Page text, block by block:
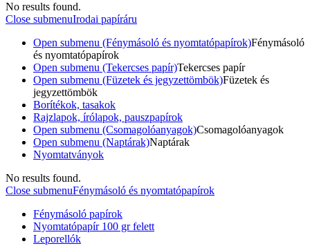
No results found.
Close submenuIrodai papíráru
Open submenu (Fénymásoló és nyomtatópapírok)Fénymásoló
és nyomtatópapírok
Open submenu (Tekercses papír)Tekercses papír
Open submenu (Füzetek és jegyzettömbök)Füzetek és
jegyzettömbök
Borítékok, tasakok
Rajzlapok, írólapok, pauszpapírok
Open submenu (Csomagolóanyagok)Csomagolóanyagok
Open submenu (Naptárak)Naptárak
Nyomtatványok
No results found.
Close submenuFénymásoló és nyomtatópapírok
Fénymásoló papírok
Nyomtatópapír 100 gr felett
Leporellók